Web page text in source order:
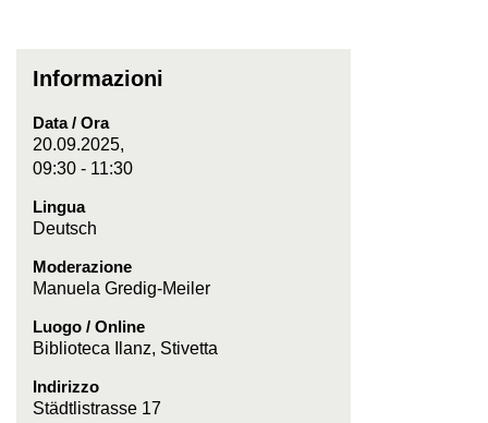
Informazioni
Data / Ora
20.09.2025,
09:30 - 11:30
Lingua
Deutsch
Moderazione
Manuela Gredig-Meiler
Luogo / Online
Biblioteca Ilanz, Stivetta
Indirizzo
Städtlistrasse 17